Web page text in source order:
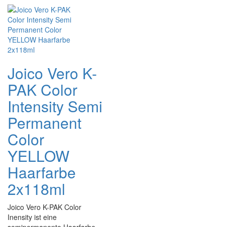
Joico Vero K-
PAK Color
Intensity Semi
Permanent
Color
YELLOW
Haarfarbe
2x118ml
Joico Vero K-PAK Color
Inensity ist eine